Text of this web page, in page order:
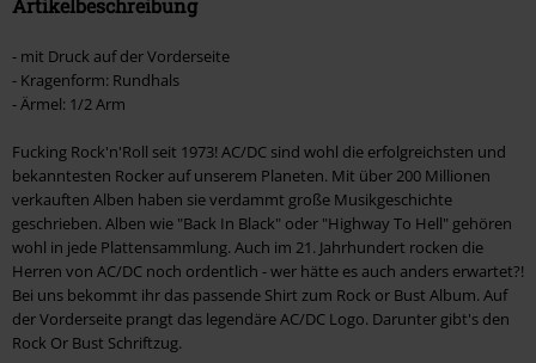
Artikelbeschreibung
- mit Druck auf der Vorderseite
- Kragenform: Rundhals
- Ärmel: 1/2 Arm
Fucking Rock'n'Roll seit 1973! AC/DC sind wohl die erfolgreichsten und
bekanntesten Rocker auf unserem Planeten. Mit über 200 Millionen
verkauften Alben haben sie verdammt große Musikgeschichte
geschrieben. Alben wie "Back In Black" oder "Highway To Hell" gehören
wohl in jede Plattensammlung. Auch im 21. Jahrhundert rocken die
Herren von AC/DC noch ordentlich - wer hätte es auch anders erwartet?!
Bei uns bekommt ihr das passende Shirt zum Rock or Bust Album. Auf
der Vorderseite prangt das legendäre AC/DC Logo. Darunter gibt's den
Rock Or Bust Schriftzug.